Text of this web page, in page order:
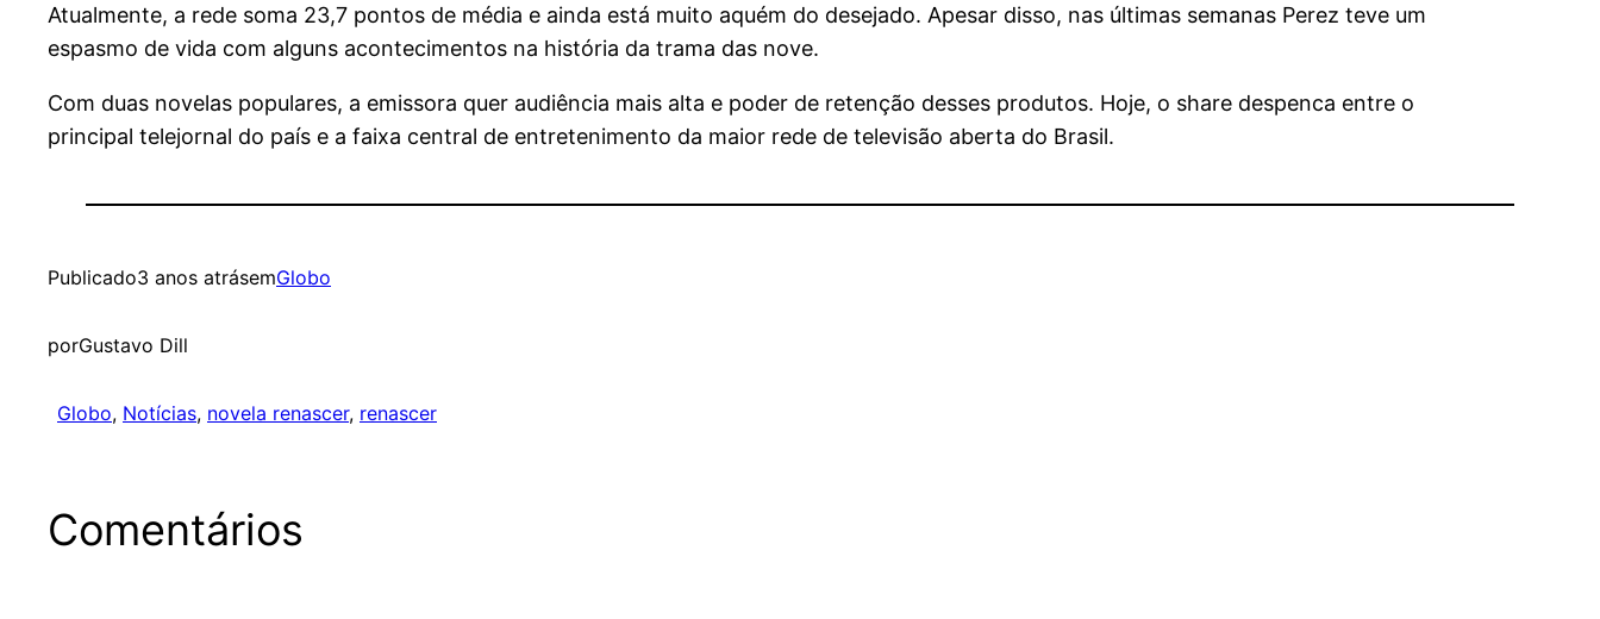
Atualmente, a rede soma 23,7 pontos de média e ainda está muito aquém do desejado. Apesar disso, nas últimas semanas Perez teve um
espasmo de vida com alguns acontecimentos na história da trama das nove.
Com duas novelas populares, a emissora quer audiência mais alta e poder de retenção desses produtos. Hoje, o share despenca entre o
principal telejornal do país e a faixa central de entretenimento da maior rede de televisão aberta do Brasil.
Publicado3 anos atrásemGlobo
porGustavo Dill
Globo, Notícias, novela renascer, renascer
Comentários